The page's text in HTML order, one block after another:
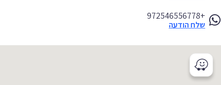
+972546556778
שלח הודעה